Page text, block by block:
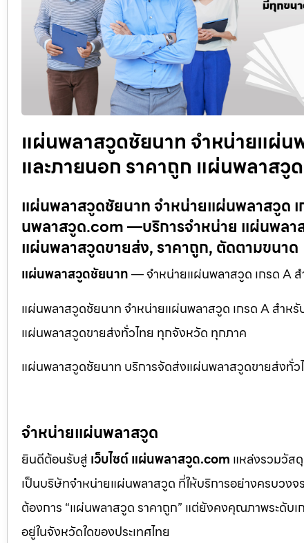
แผ่นพลาสวูดชัยนาท จำหน่ายแผ่น
และภายนอก ราคาถูก แผ่นพลาสวู
แผ่นพลาสวูดชัยนาท จำหน่ายแผ่นพลาสวูด
นพลาสวูด.com —บริการจำหน่าย แผ่นพลา
แผ่นพลาสวูดขายส่ง, ราคาถูก, ตัดตามขนาด
แผ่นพลาสวูดชัยนาท— จำหน่ายแผ่นพลาสวูด เกรด A
แผ่นพลาสวูดชัยนาท จำหน่ายแผ่นพลาสวูด เกรด A สำห
แผ่นพลาสวูดขายส่งทั่วไทย ทุกจังหวัด ทุกภาค
แผ่นพลาสวูดชัยนาท บริการจัดส่งแผ่นพลาสวูดขายส่งทั่
จำหน่ายแผ่นพลาสวูด
ยินดีต้อนรับสู่เว็บไซต์ แผ่นพลาสวูด.com แหล่งรวมวัส
เป็นบริษัทจำหน่ายแผ่นพลาสวูด ที่ให้บริการอย่างครบวงจ
ต้องการ “แผ่นพลาสวูด ราคาถูก” แต่ยังคงคุณภาพระดับ
อยู่ในจังหวัดใดของประเทศไทย